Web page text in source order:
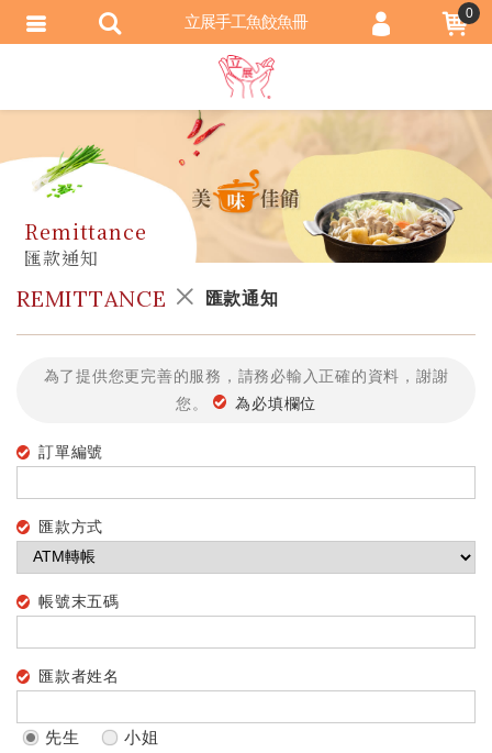
REMITTANCE 匯款通知
為了提供您更完善的服務，請務必輸入正確的資料，謝謝
您。
為必填欄位
訂單編號
匯款方式
帳號末五碼
匯款者姓名
先生 小姐
立展手工魚餃魚冊 0
會員登入
會員註冊
忘記密碼
訂單查詢